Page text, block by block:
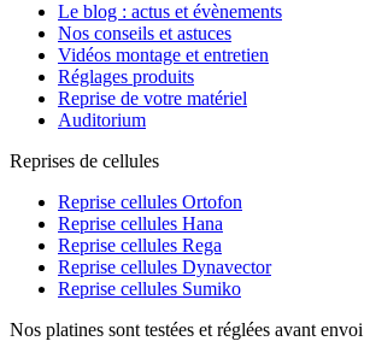
Le blog : actus et évènements
Nos conseils et astuces
Vidéos montage et entretien
Réglages produits
Reprise de votre matériel
Auditorium
Reprises de cellules
Reprise cellules Ortofon
Reprise cellules Hana
Reprise cellules Rega
Reprise cellules Dynavector
Reprise cellules Sumiko
Nos platines sont testées et réglées avant envoi